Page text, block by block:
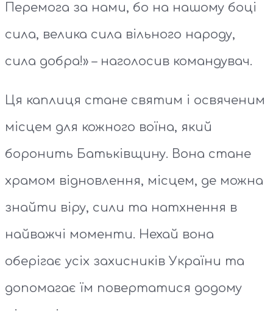
Перемога за нами, бо на нашому боці
сила, велика сила вільного народу,
сила добра!» – наголосив командувач.
Ця каплиця стане святим і освяченим
місцем для кожного воїна, який
боронить Батьківщину. Вона стане
храмом відновлення, місцем, де можна
знайти віру, сили та натхнення в
найважчі моменти. Нехай вона
оберігає усіх захисників України та
допомагає їм повертатися додому